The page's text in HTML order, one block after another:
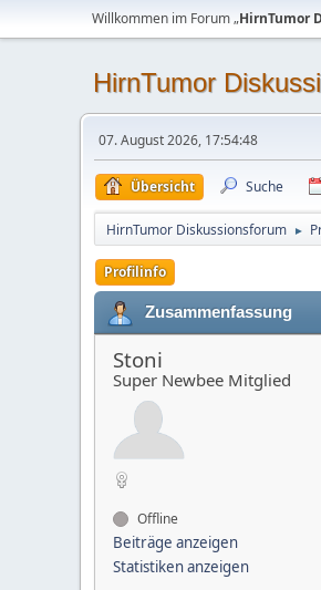
Willkommen im Forum „HirnTumor
HirnTumor
07. August 2026, 17:54:48
Übersicht Suche
HirnTumor Diskussionsforum ►
Profilinfo
Zusammenfassung
Stoni
Super Newbee Mitglied
Offline
Beiträge anzeigen
Statistiken anzeigen